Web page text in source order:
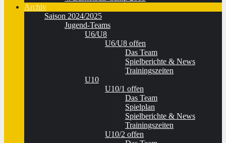
Archiv
Saison 2024/2025
Jugend-Teams
U6/U8
U6/U8 offen
Das Team
Spielberichte & News
Trainingszeiten
U10
U10/1 offen
Das Team
Spielplan
Spielberichte & News
Trainingszeiten
U10/2 offen